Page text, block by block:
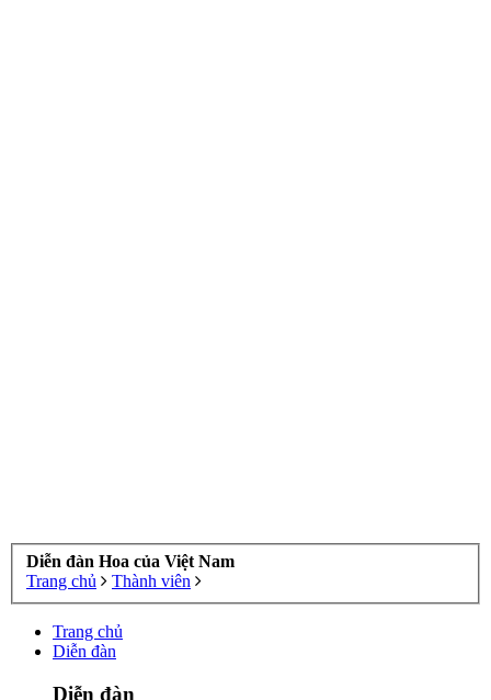
Diễn đàn Hoa của Việt Nam
Trang chủ
Thành viên
Trang chủ
Diễn đàn
Diễn đàn